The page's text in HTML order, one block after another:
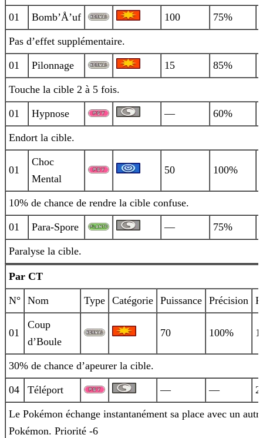
01 Bomb’Å’uf 100 75%
Pas d’effet supplémentaire.
01 Pilonnage 15 85%
Touche la cible 2 à 5 fois.
01 Hypnose — 60%
Endort la cible.
01
Choc
Mental
50 100%
10% de chance de rendre la cible confuse.
01 Para-Spore — 75%
Paralyse la cible.
Par CT
N° Nom Type Catégorie Puissance Précision
01
Coup
d’Boule
70 100%
30% de chance d’apeurer la cible.
04 Téléport — —
Le Pokémon échange instantanément sa place avec un
Pokémon. Priorité -6